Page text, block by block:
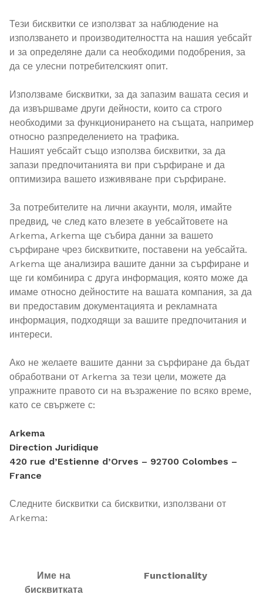
Тези бисквитки се използват за наблюдение на
използването и производителността на нашия уебсайт
и за определяне дали са необходими подобрения, за
да се улесни потребителският опит.
Използваме бисквитки, за да запазим вашата сесия и
да извършваме други дейности, които са строго
необходими за функционирането на същата, например
относно разпределението на трафика.
Нашият уебсайт също използва бисквитки, за да
запази предпочитанията ви при сърфиране и да
оптимизира вашето изживяване при сърфиране.
За потребителите на лични акаунти, моля, имайте
предвид, че след като влезете в уебсайтовете на
Arkema, Arkema ще събира данни за вашето
сърфиране чрез бисквитките, поставени на уебсайта.
Arkema ще анализира вашите данни за сърфиране и
ще ги комбинира с друга информация, която може да
имаме относно дейностите на вашата компания, за да
ви предоставим документацията и рекламната
информация, подходящи за вашите предпочитания и
интереси.
Ако не желаете вашите данни за сърфиране да бъдат
обработвани от Arkema за тези цели, можете да
упражните правото си на възражение по всяко време,
като се свържете с:
Arkema
Direction Juridique
420 rue d’Estienne d’Orves – 92700 Colombes –
France
Следните бисквитки са бисквитки, използвани от
Arkema:
Име на
бисквитката
Functionality